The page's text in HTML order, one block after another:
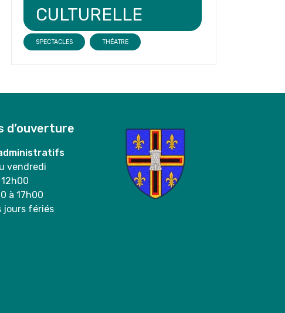
CULTURELLE
SPECTACLES THÉATRE
d’ouverture
vendredi
à 17h00
jours fériés